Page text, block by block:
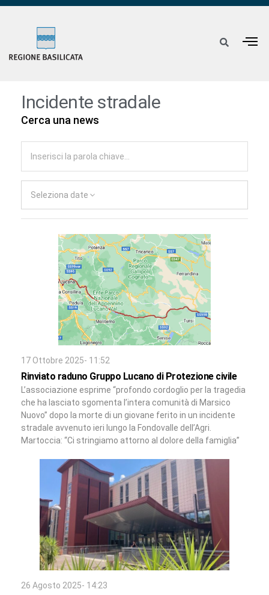
Incidente stradale
Cerca una news
Seleziona date
17 Ottobre 2025- 11:52
Rinviato raduno Gruppo Lucano di Protezione civile
L’associazione esprime “profondo cordoglio per la tragedia
che ha lasciato sgomenta l’intera comunità di Marsico
Nuovo” dopo la morte di un giovane ferito in un incidente
stradale avvenuto ieri lungo la Fondovalle dell’Agri.
Martoccia: “Ci stringiamo attorno al dolore della famiglia”
26 Agosto 2025- 14:23